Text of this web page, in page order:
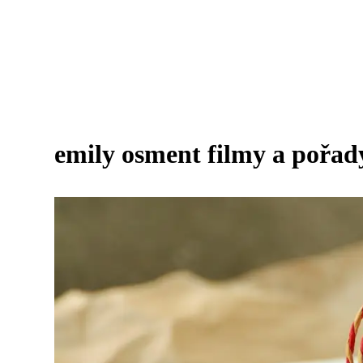
emily osment filmy a